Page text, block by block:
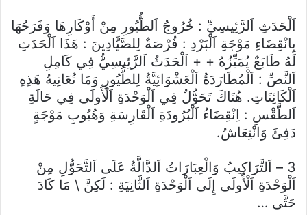
اَلْحَدَثِ اَلرَّئِيسِيِّ : خُرُوجُ اَلطُّيُورِ مِنْ أَوْكَارِهَا وَفَرَحُهَا
بِانْقِضَاءِ مَوْجَةِ اَلْبَرْدِ : فُرْصَةٌ لِلصَّيَّادِينَ : هَذَا اَلْحَدَثِ
لَهُ طَابَعٌ يُمَيِّزُهُ + + اَلْحَدَثُ اَلرَّئِيسِيُّ فِي كَامِلِ
اَلنَّصِّ : اَلْمُطَارَدَةُ اَلْعَشْوَائِيَّةُ لِلطُّيُورِ وَمَا تُعَانِيهُ هَذِهِ
اَلْكَائِنَاتِ. هُنَاكَ تَحَوُّلٌ فِي اَلْوَحْدَةِ اَلْأُولَى فِي حَالَةِ
اَلطَّقْسِ : اِنْقِضَاءُ اَلْبُرُودَةِ اَلْقَارِسَةِ وَهُبُوبِ مَوْجَةٍ
دَفِئَ وَانْتِعَاشُ.
3 – اَلتَّرَاكِيبُ وَالْعِبَارَاتُ اَلدَّالَّةُ عَلَى اَلتَّحَوُّلِ مِنْ
اَلْوَحْدَةِ اَلْأُولَى إِلَى اَلْوَحْدَةِ اَلثَّانِيَةِ : لَكِنَّ \ مَا كَادَ
حَتَّى …